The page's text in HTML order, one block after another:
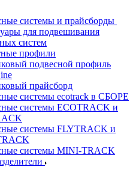
системы и прайсборды
для подвешивания
систем
профили
подвесной профиль
прайсборд
системы ecotrack в СБОРЕ
системы ECOTRACK и
системы FLYTRACK и
системы MINI-TRACK